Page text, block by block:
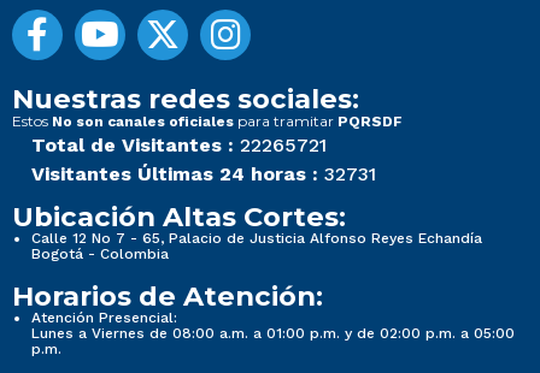
Nuestras redes sociales:
Estos No son canales oficiales para tramitar PQRSDF
Total de Visitantes : 22265721
Visitantes Últimas 24 horas : 32731
Ubicación Altas Cortes:
Calle 12 No 7 - 65, Palacio de Justicia Alfonso Reyes Echandía
Bogotá - Colombia
Horarios de Atención:
Atención Presencial:
Lunes a Viernes de 08:00 a.m. a 01:00 p.m. y de 02:00 p.m. a 05:00
p.m.